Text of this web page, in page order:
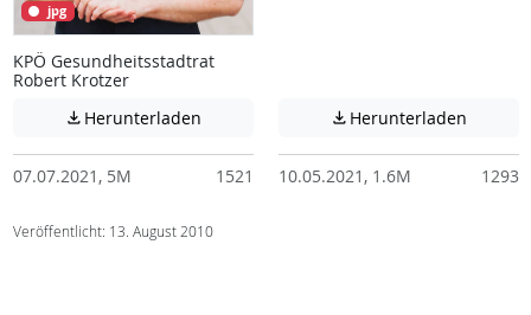
jpg
KPÖ Gesundheitsstadtrat
Robert Krotzer
 Herunterladen Achtung: Diese Datei enthält unter
07.07.2021, 5M 1521
 Herunterladen
10.05.2021, 1.6M 1293
Veröffentlicht: 13. August 2010